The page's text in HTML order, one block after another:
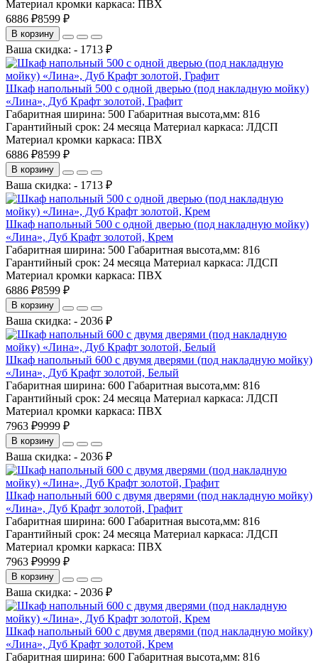
Материал кромки каркаса: ПВХ
6886 ₽8599 ₽
В корзину
Ваша скидка: - 1713 ₽
Шкаф напольный 500 с одной дверью (под накладную мойку)
«Лина», Дуб Крафт золотой, Графит
Габаритная ширина: 500 Габаритная высота,мм: 816
Гарантийный срок: 24 месяца Материал каркаса: ЛДСП
Материал кромки каркаса: ПВХ
6886 ₽8599 ₽
В корзину
Ваша скидка: - 1713 ₽
Шкаф напольный 500 с одной дверью (под накладную мойку)
«Лина», Дуб Крафт золотой, Крем
Габаритная ширина: 500 Габаритная высота,мм: 816
Гарантийный срок: 24 месяца Материал каркаса: ЛДСП
Материал кромки каркаса: ПВХ
6886 ₽8599 ₽
В корзину
Ваша скидка: - 2036 ₽
Шкаф напольный 600 с двумя дверями (под накладную мойку)
«Лина», Дуб Крафт золотой, Белый
Габаритная ширина: 600 Габаритная высота,мм: 816
Гарантийный срок: 24 месяца Материал каркаса: ЛДСП
Материал кромки каркаса: ПВХ
7963 ₽9999 ₽
В корзину
Ваша скидка: - 2036 ₽
Шкаф напольный 600 с двумя дверями (под накладную мойку)
«Лина», Дуб Крафт золотой, Графит
Габаритная ширина: 600 Габаритная высота,мм: 816
Гарантийный срок: 24 месяца Материал каркаса: ЛДСП
Материал кромки каркаса: ПВХ
7963 ₽9999 ₽
В корзину
Ваша скидка: - 2036 ₽
Шкаф напольный 600 с двумя дверями (под накладную мойку)
«Лина», Дуб Крафт золотой, Крем
Габаритная ширина: 600 Габаритная высота,мм: 816